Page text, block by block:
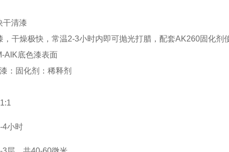
清漆
，干燥极快，常温2-3小时内即可抛光打腊，配套AK260固化剂
AIK底色漆表面
：固化剂：稀释剂
4小时